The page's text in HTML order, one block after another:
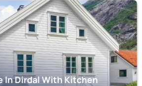
In Dirdal With Kitchen